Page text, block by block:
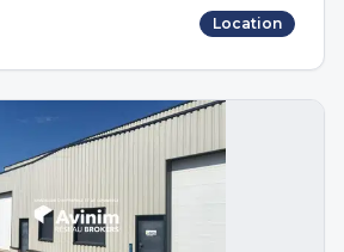
Location